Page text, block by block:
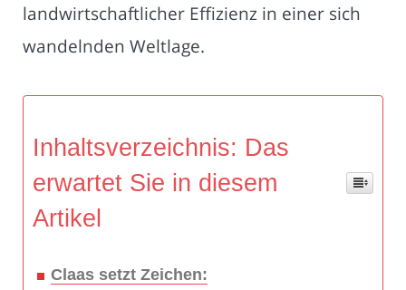
landwirtschaftlicher Effizienz in einer sich
wandelnden Weltlage.
Inhaltsverzeichnis: Das
erwartet Sie in diesem
Artikel
Claas setzt Zeichen: